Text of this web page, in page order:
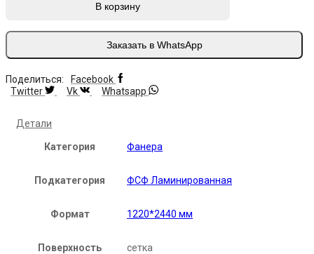
В корзину
Заказать в WhatsApp
Поделиться:
Facebook
Twitter
Vk Whatsapp
Детали
Категория Фанера
Подкатегория ФСФ Ламинированная
Формат 1220*2440 мм
Поверхность сетка